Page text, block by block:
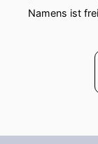
Namens ist